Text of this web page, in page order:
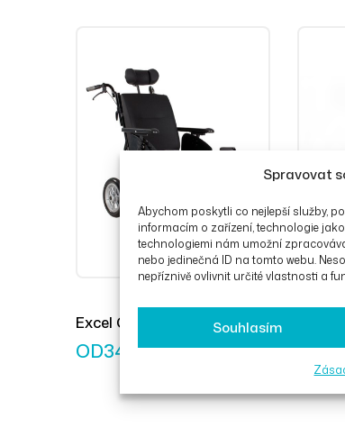
Spravovat
Abychom poskytli co nejlepší služby,
informacím o zařízení, technologie
technologiemi nám umožní
nebo jedinečná ID na tomto webu.
nepříznivě ovlivnit určité vlastnosti a
Souhlasím
Excel G-Nexx
OD34 990Kč
vozík
67